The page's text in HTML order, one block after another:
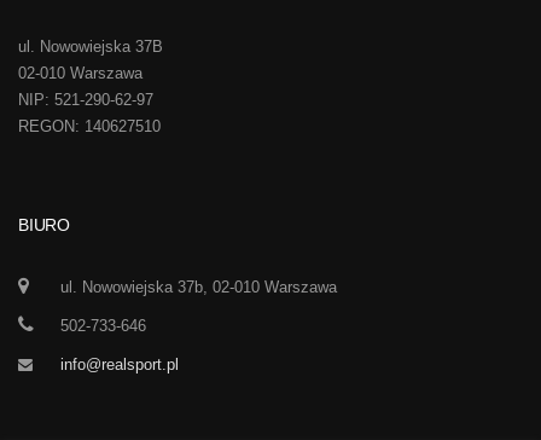
ul. Nowowiejska 37B
02-010 Warszawa
NIP: 521-290-62-97
REGON: 140627510
BIURO
ul. Nowowiejska 37b, 02-010 Warszawa
502-733-646
info@realsport.pl